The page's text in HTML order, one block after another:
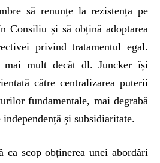
să renunțe la rezistența pe
Consiliu și să obțină adoptarea
privind tratamentul egal.
mai mult decât dl. Juncker își
către centralizarea puterii
fundamentale, mai degrabă
și subsidiaritate.
ca scop obținerea unei abordări